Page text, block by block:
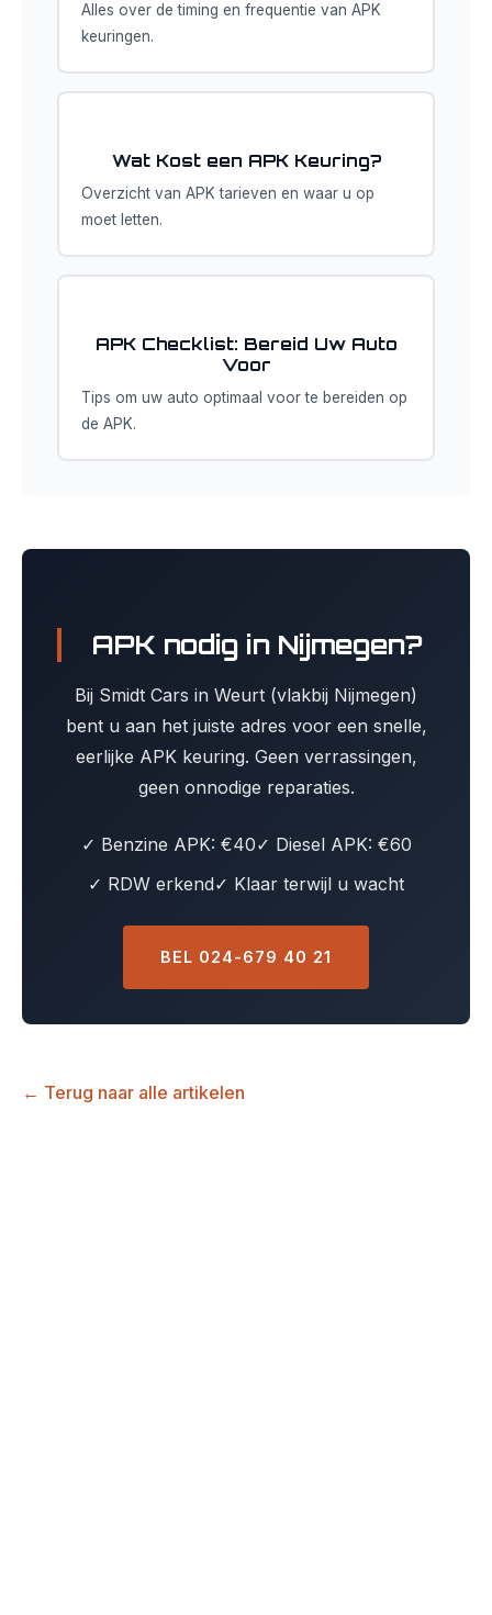
Alles over de timing en frequentie van APK
keuringen.
Wat Kost een APK Keuring?
Overzicht van APK tarieven en waar u op
moet letten.
APK Checklist: Bereid Uw Auto
Voor
Tips om uw auto optimaal voor te bereiden op
de APK.
APK nodig in Nijmegen?
Bij Smidt Cars in Weurt (vlakbij Nijmegen)
bent u aan het juiste adres voor een snelle,
eerlijke APK keuring. Geen verrassingen,
geen onnodige reparaties.
✓ Benzine APK: €40✓ Diesel APK: €60
✓ RDW erkend✓ Klaar terwijl u wacht
BEL 024-679 40 21
← Terug naar alle artikelen